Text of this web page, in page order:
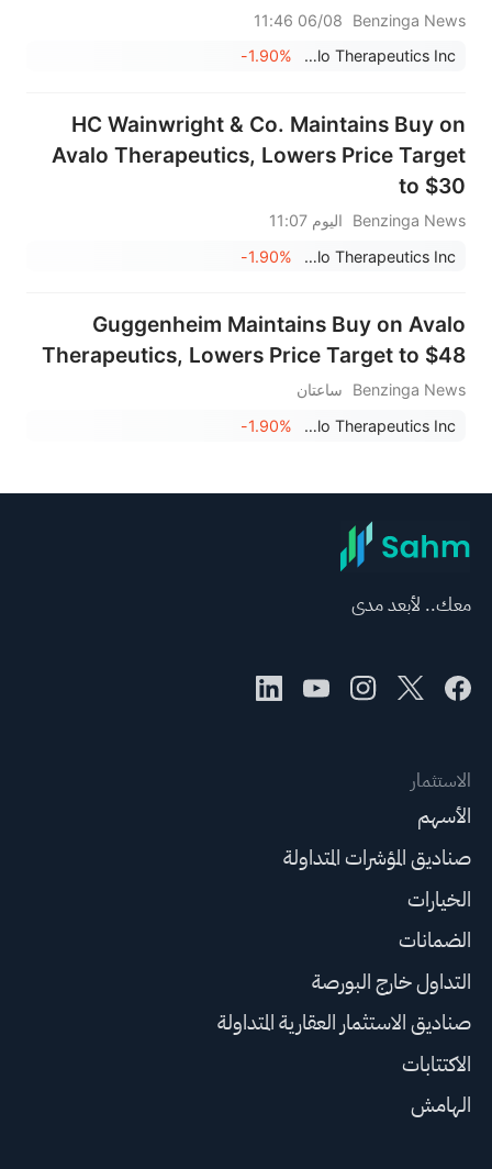
Benzinga News
06/08 11:46
Avalo Therapeutics Inc
-1.90%
HC Wainwright & Co. Maintains Buy on
Avalo Therapeutics, Lowers Price Target
to $30
Benzinga News
اليوم 11:07
Avalo Therapeutics Inc
-1.90%
Guggenheim Maintains Buy on Avalo
Therapeutics, Lowers Price Target to $48
Benzinga News
ساعتان
Avalo Therapeutics Inc
-1.90%
معك.. لأبعد مدى
الاستثمار
الأسهم
صناديق المؤشرات المتداولة
الخيارات
الضمانات
التداول خارج البورصة
صناديق الاستثمار العقارية المتداولة
الاكتتابات
الهامش